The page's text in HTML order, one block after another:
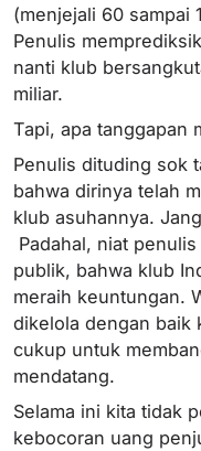
(menjejali 60 sampai
Penulis
nanti klub
miliar.
Tapi, apa tanggapan
Penulis dituding sok
bahwa dirinya telah
klub asuhannya.
Padahal, niat
publik, bahwa klub
meraih keuntungan.
dikelola dengan baik
cukup untuk
mendatang.
Selama ini kita tidak
kebocoran uang